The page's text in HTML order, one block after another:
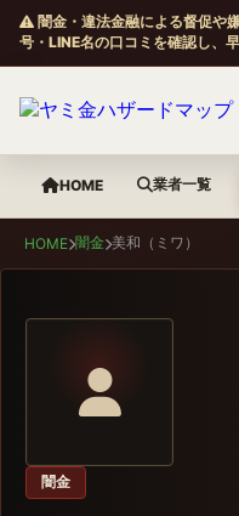
闇金・違法金融による督促や
号・LINE名の口コミを確認し、
HOME 業者一覧
HOME 闇金 美和（ミワ）
闇金